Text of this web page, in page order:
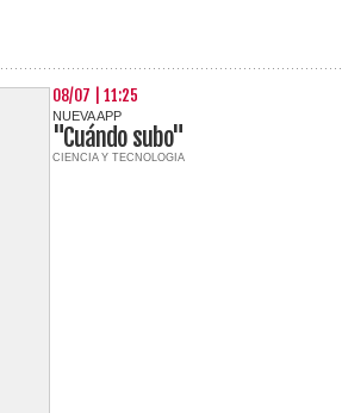
08/07 | 11:25
NUEVA APP
"Cuándo subo"
CIENCIA Y TECNOLOGIA